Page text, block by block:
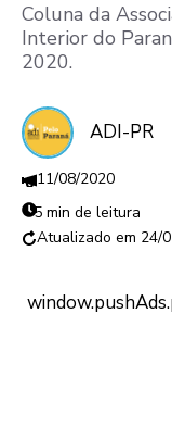
Coluna da
Interior do
2020.
ADI-PR
11/08/2020
5 min de leitura
24/